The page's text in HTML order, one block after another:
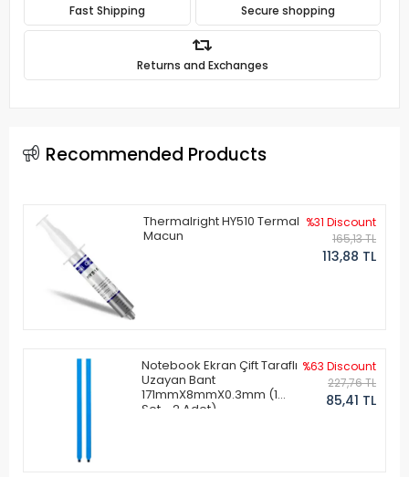
Fast Shipping Secure shopping
Returns and Exchanges
Recommended Products
Thermalright HY510 Termal
Macun
%31 Discount
165,13 TL
113,88 TL
Notebook Ekran Çift Taraflı
Uzayan Bant
171mmX8mmX0.3mm (1
Set - 2 Adet)
%63 Discount
227,76 TL
85,41 TL